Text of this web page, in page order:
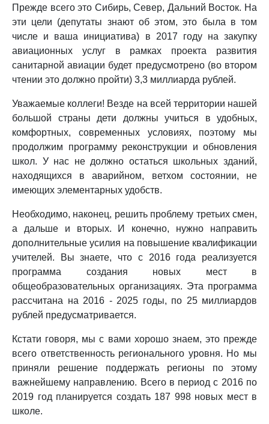
Прежде всего это Сибирь, Север, Дальний Восток. На
эти цели (депутаты знают об этом, это была в том
числе и ваша инициатива) в 2017 году на закупку
авиационных услуг в рамках проекта развития
санитарной авиации будет предусмотрено (во втором
чтении это должно пройти) 3,3 миллиарда рублей.
Уважаемые коллеги! Везде на всей территории нашей
большой страны дети должны учиться в удобных,
комфортных, современных условиях, поэтому мы
продолжим программу реконструкции и обновления
школ. У нас не должно остаться школьных зданий,
находящихся в аварийном, ветхом состоянии, не
имеющих элементарных удобств.
Необходимо, наконец, решить проблему третьих смен,
а дальше и вторых. И конечно, нужно направить
дополнительные усилия на повышение квалификации
учителей. Вы знаете, что с 2016 года реализуется
программа создания новых мест в
общеобразовательных организациях. Эта программа
рассчитана на 2016 - 2025 годы, по 25 миллиардов
рублей предусматривается.
Кстати говоря, мы с вами хорошо знаем, это прежде
всего ответственность регионального уровня. Но мы
приняли решение поддержать регионы по этому
важнейшему направлению. Всего в период с 2016 по
2019 год планируется создать 187 998 новых мест в
школе.